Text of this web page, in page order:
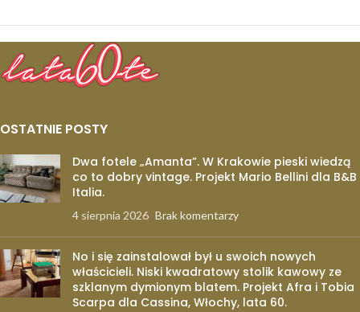
OSTATNIE POSTY
Dwa fotele „Amanta”. W Krakowie pieski wiedzą
co to dobry vintage. Projekt Mario Bellini dla B&B
Italia.
4 sierpnia 2026 Brak komentarzy
No i się zainstalował był u swoich nowych
właścicieli. Niski kwadratowy stolik kawowy ze
szklanym dymionym blatem. Projekt Afra i Tobia
Scarpa dla Cassina, Włochy, lata 60.